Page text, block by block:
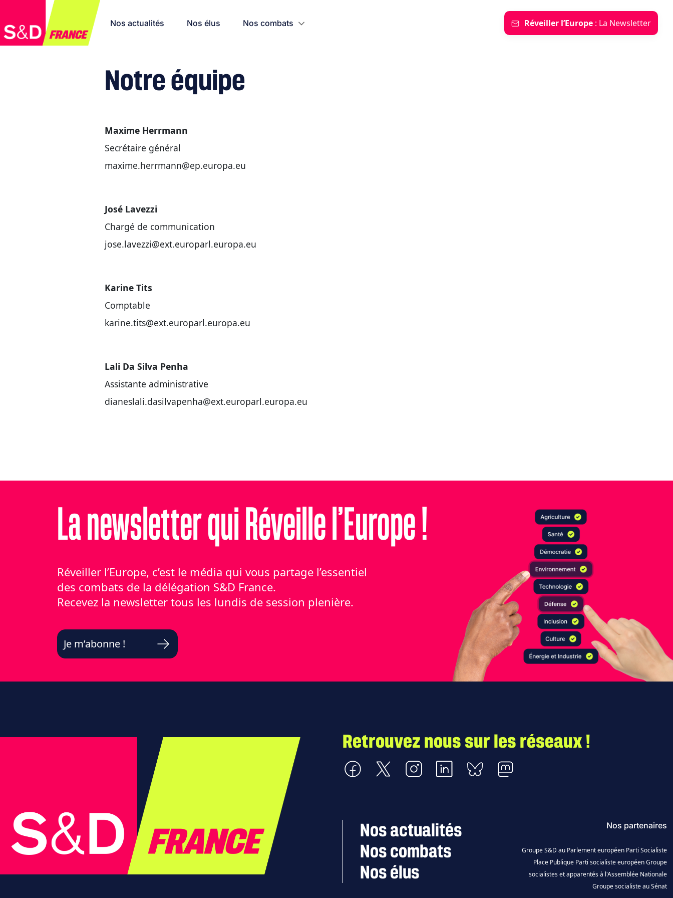
Nos actualités Nos élus Nos combats Réveiller l’Europe : La Newsletter
Notre équipe
Maxime Herrmann
Secrétaire général
maxime.herrmann@ep.europa.eu
José Lavezzi
Chargé de communication
jose.lavezzi@ext.europarl.europa.eu
Karine Tits
Comptable
karine.tits@ext.europarl.europa.eu
Lali Da Silva Penha
Assistante administrative
dianeslali.dasilvapenha@ext.europarl.europa.eu
La newsletter qui Réveille l’Europe !
Réveiller l’Europe, c’est le média qui vous partage l’essentiel
des combats de la délégation S&D France.
Recevez la newsletter tous les lundis de session plenière.
Je m’abonne !
Retrouvez nous sur les réseaux !
Nous retrouver sur Facebook
Nous retrouver sur XNous retrouver sur InstagramNous retrouver sur LinkedInNous retrouver sur BlueskyNous retrouver sur Mastodon
Nos actualités
Nos combats
Nos élus
Nos partenaires
Groupe S&D au Parlement européen Parti Socialiste
Place Publique Parti socialiste européenGroupe
socialistes et apparentés à l'Assemblée Nationale
Groupe socialiste au Sénat